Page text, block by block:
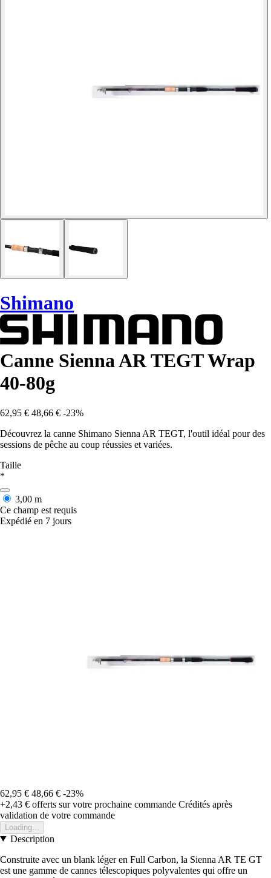
Shimano
Canne Sienna AR TEGT Wrap
40-80g
62,95 € 48,66 € -23%
Découvrez la canne Shimano Sienna AR TEGT, l'outil idéal pour des
sessions de pêche au coup réussies et variées.
Taille
*
3,00 m
Ce champ est requis
Expédié en 7 jours
62,95 € 48,66 € -23%
+2,43 € offerts sur votre prochaine commande Crédités après
validation de votre commande
Loading...
Description
Construite avec un blank léger en Full Carbon, la Sienna AR TE GT
est une gamme de cannes télescopiques polyvalentes qui offre un